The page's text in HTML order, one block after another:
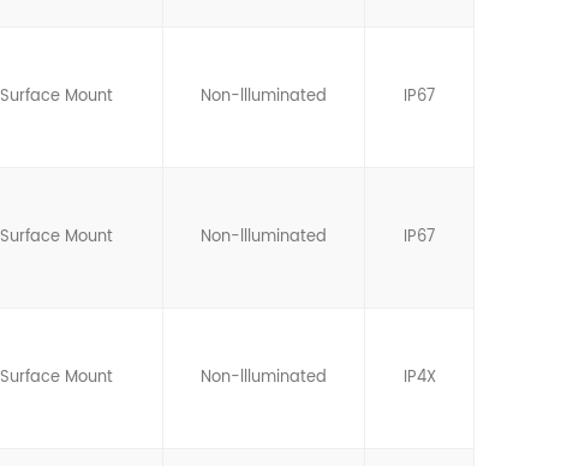
Surface Mount Non-llluminated IP67
Surface Mount Non-llluminated IP67
Surface Mount Non-llluminated IP4X